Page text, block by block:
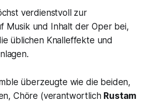
verdienstvoll zur
Musik und Inhalt der Oper bei,
üblichen Knalleffekte und
überzeugte wie die beiden,
Chöre (verantwortlich Rustam